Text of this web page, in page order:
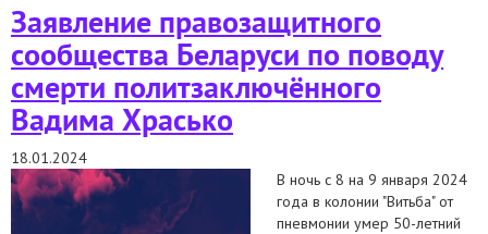
Заявление правозащитного
сообщества Беларуси по поводу
смерти политзаключённого
Вадима Храсько
18.01.2024
В ночь с 8 на 9 января 2024
года в колонии "Витьба" от
пневмонии умер 50-летний